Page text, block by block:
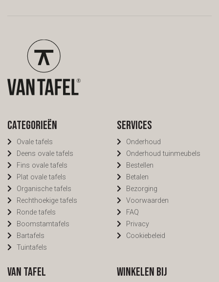
Categorieën
Ovale tafels
Deens ovale tafels
Fins ovale tafels
Plat ovale tafels
Organische tafels
Rechthoekige tafels
Ronde tafels
Boomstamtafels
Bartafels
Tuintafels
Services
Onderhoud
Onderhoud tuinmeubels
Bestellen
Betalen
Bezorging
Voorwaarden
FAQ
Privacy
Cookiebeleid
Van Tafel Winkelen bij